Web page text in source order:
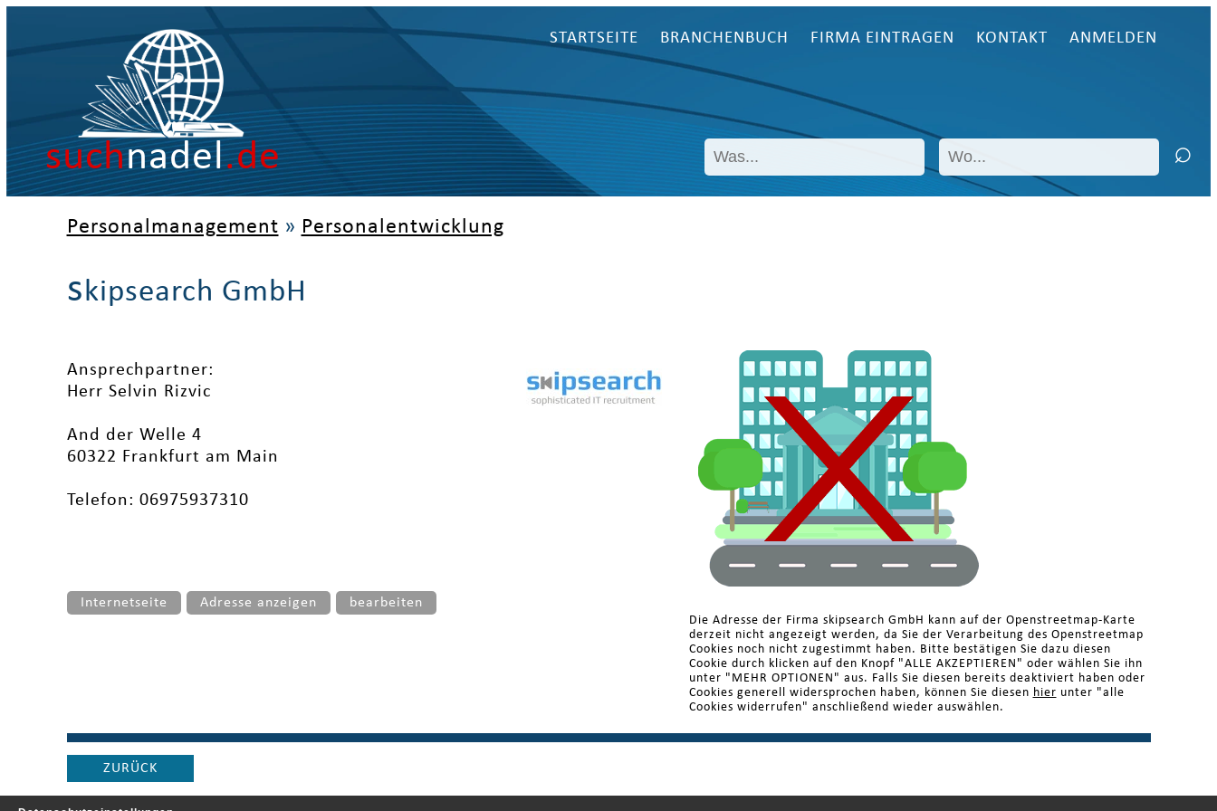
suchnadel.de
STARTSEITE BRANCHENBUCH FIRMA EINTRAGEN KONTAKT ANMELDEN
Personalmanagement » Personalentwicklung
skipsearch GmbH
Ansprechpartner:
Herr Selvin Rizvic
And der Welle 4
60322 Frankfurt am Main
Telefon: 06975937310
Internetseite Adresse anzeigen bearbeiten
Die Adresse der Firma skipsearch GmbH kann auf der Openstreetmap-Karte
derzeit nicht angezeigt werden, da Sie der Verarbeitung des Openstreetmap
Cookies noch nicht zugestimmt haben. Bitte bestätigen Sie dazu diesen
Cookie durch klicken auf den Knopf "ALLE AKZEPTIEREN" oder wählen Sie ihn
unter "MEHR OPTIONEN" aus. Falls Sie diesen bereits deaktiviert haben oder
Cookies generell widersprochen haben, können Sie diesen hier unter "alle
Cookies widerrufen" anschließend wieder auswählen.
ZURÜCK